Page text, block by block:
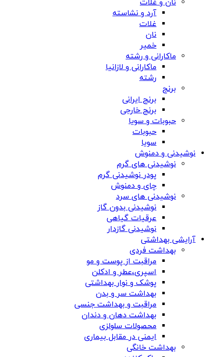
نان و غلات
آرد و نشاسته
غلات
نان
خمیر
ماکارانی و رشته
ماکارانی و لازانیا
رشته
برنج
برنج ایرانی
برنج خارجی
حبوبات و سویا
حبوبات
سویا
نوشیدنی و دمنوش
نوشیدنی های گرم
پودر نوشیدنی گرم
چای و دمنوش
نوشیدنی های سرد
نوشیدنی بدون گاز
عرقیات گیاهی
نوشیدنی گازدار
آرایشی بهداشتی
بهداشت فردی
مراقبت از پوست و مو
اسپری،عطر و ادکلن
پوشک و نوار بهداشتی
بهداشت سر و بدن
مراقبت و بهداشت جنسی
بهداشت دهان و دندان
محصولات سلولزی
ایمنی در مقابل بیماری
بهداشت خانگی